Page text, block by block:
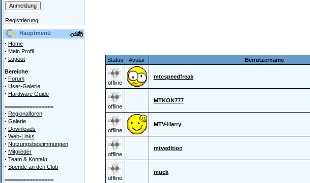
Registrierung
Hauptmenü
· Home
· Mein Profil
· Logout
Bereiche
· Forum
· User-Galerie
· Hardware Guide
================
· Regionalforen
· Galerie
· Downloads
· Web-Links
· Nutzungsbestimmungen
· Mitglieder
· Team & Kontakt
· Spende an den Club
================
Status
Avatar Benutzername
offline
mtcspeedfreak
offline
MTKON777
offline
MTV-Harry
offline
mtvedition
offline
muck